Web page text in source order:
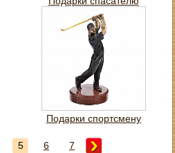
Подарки спортсмену
5 6 7